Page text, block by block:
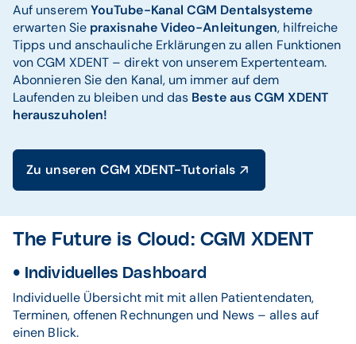
Auf unseremYouTube-Kanal CGM Dentalsysteme
erwarten Sie praxisnahe Video-Anleitungen, hilfreiche
Tipps und anschauliche Erklärungen zu allen Funktionen
von CGM XDENT – direkt von unserem Expertenteam.
Abonnieren Sie den Kanal, um immer auf dem
Laufenden zu bleiben und das Beste aus CGM XDENT
herauszuholen!
Zu unseren CGM XDENT-Tutorials
The Future is Cloud: CGM XDENT
• Individuelles Dashboard
Individuelle Übersicht mit mit allen Patientendaten,
Terminen, offenen Rechnungen und News – alles auf
einen Blick.